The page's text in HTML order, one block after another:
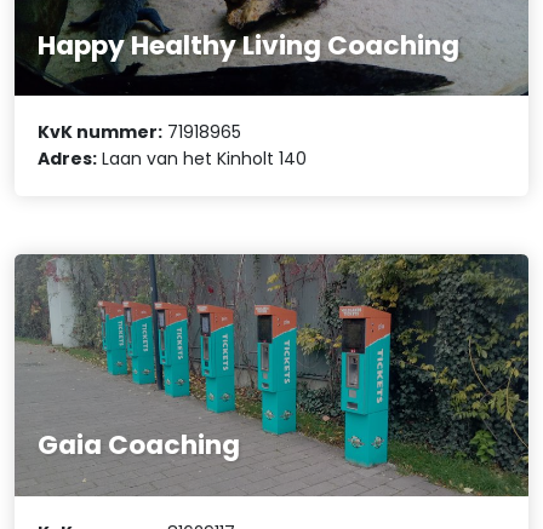
Happy Healthy Living Coaching
KvK nummer: 71918965
Adres: Laan van het Kinholt 140
Gaia Coaching